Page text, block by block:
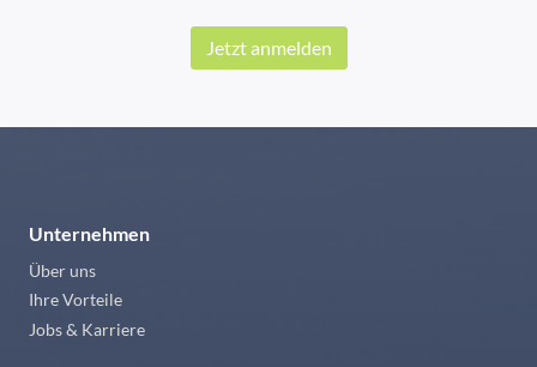
Jetzt anmelden
Unternehmen
Über uns
Ihre Vorteile
Jobs & Karriere